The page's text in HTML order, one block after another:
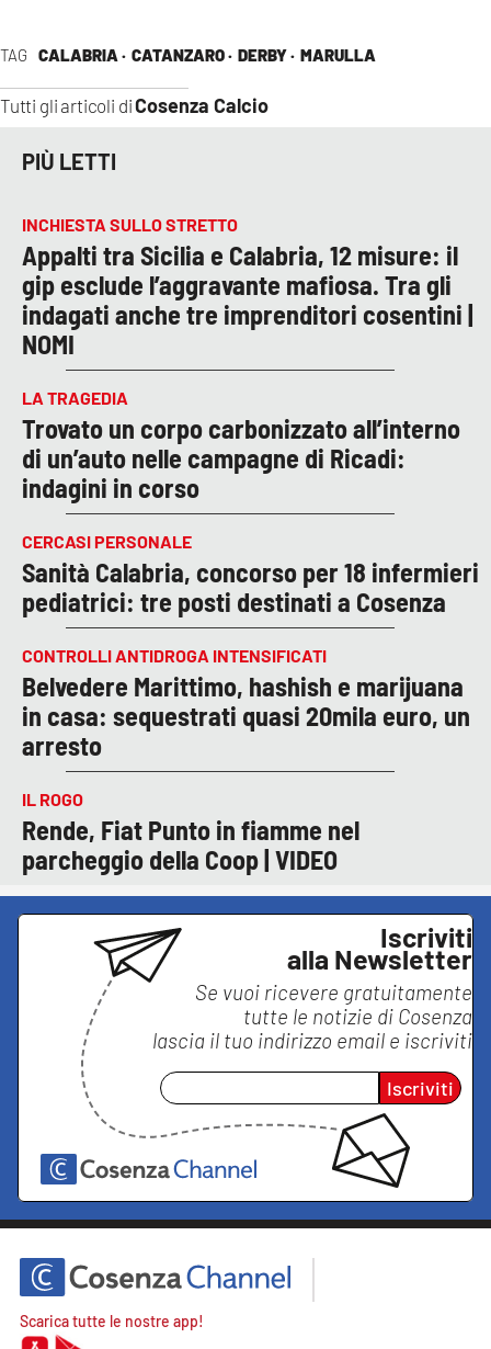
TAG CALABRIA · CATANZARO · DERBY · MARULLA
Tutti gli articoli diCosenza Calcio
PIÙ LETTI
INCHIESTA SULLO STRETTO
Appalti tra Sicilia e Calabria, 12 misure: il
gip esclude l’aggravante mafiosa. Tra gli
indagati anche tre imprenditori cosentini |
NOMI
LA TRAGEDIA
Trovato un corpo carbonizzato all’interno
di un’auto nelle campagne di Ricadi:
indagini in corso
CERCASI PERSONALE
Sanità Calabria, concorso per 18 infermieri
pediatrici: tre posti destinati a Cosenza
CONTROLLI ANTIDROGA INTENSIFICATI
Belvedere Marittimo, hashish e marijuana
in casa: sequestrati quasi 20mila euro, un
arresto
IL ROGO
Rende, Fiat Punto in fiamme nel
parcheggio della Coop | VIDEO
Iscriviti
alla Newsletter
Se vuoi ricevere gratuitamente
tutte le notizie di Cosenza
lascia il tuo indirizzo email e iscriviti
Iscriviti
Scarica tutte le nostre app!